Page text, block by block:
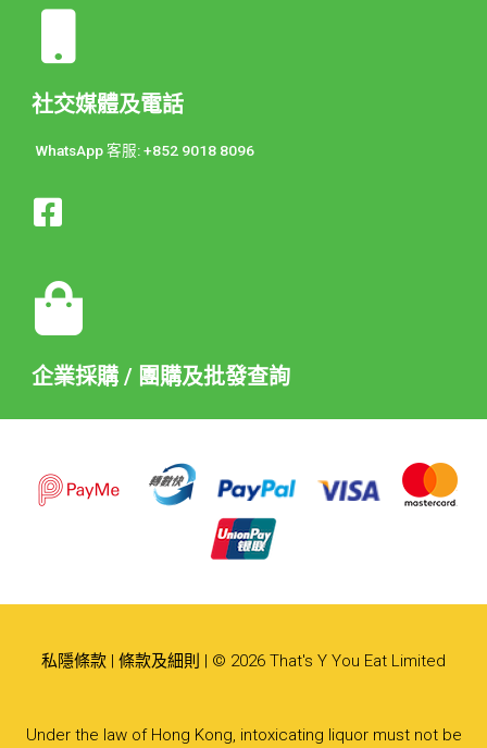
社交媒體及電話
WhatsApp 客服: +852 9018 8096
企業採購 / 團購及批發查詢
私隱條款 | 條款及細則 | © 2026 That's Y You Eat Limited
Under the law of Hong Kong, intoxicating liquor must not be